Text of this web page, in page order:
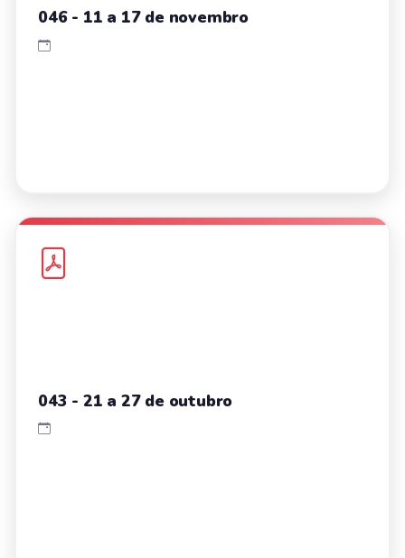
046 - 11 a 17 de novembro
043 - 21 a 27 de outubro